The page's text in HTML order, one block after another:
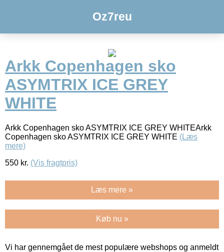
Oz7reu
Arkk Copenhagen sko
ASYMTRIX ICE GREY
WHITE
Arkk Copenhagen sko ASYMTRIX ICE GREY WHITEArkk
Copenhagen sko ASYMTRIX ICE GREY WHITE (Læs
mere)
550 kr. (Vis fragtpris)
Læs mere »
Køb nu »
Vi har gennemgået de mest populære webshops og anmeldt